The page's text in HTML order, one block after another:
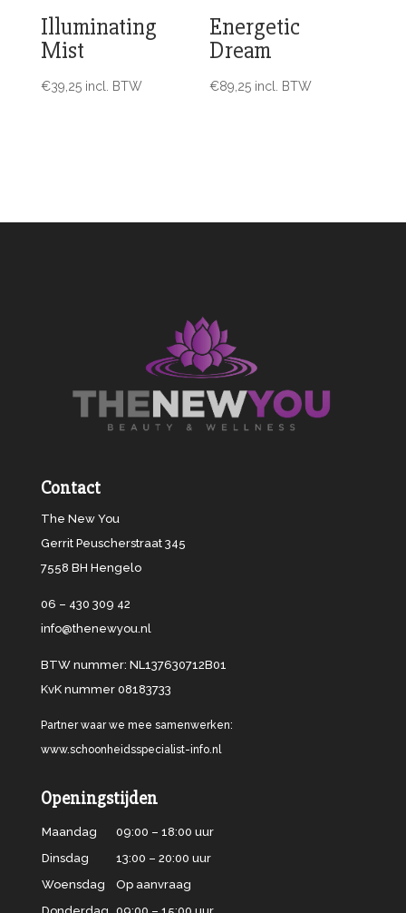
Illuminating
Mist
€39,25 incl. BTW
Energetic
Dream
€89,25 incl. BTW
Contact
The New You
Gerrit Peuscherstraat 345
7558 BH Hengelo
06 – 430 309 42
info@thenewyou.nl
BTW nummer: NL137630712B01
KvK nummer 08183733
Partner waar we mee samenwerken:
www.schoonheidsspecialist-info.nl
Openingstijden
Maandag
09:00 – 18:00 uur
Dinsdag
13:00 – 20:00 uur
Woensdag
Op aanvraag